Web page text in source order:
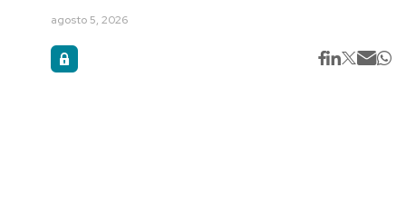
agosto 5, 2026